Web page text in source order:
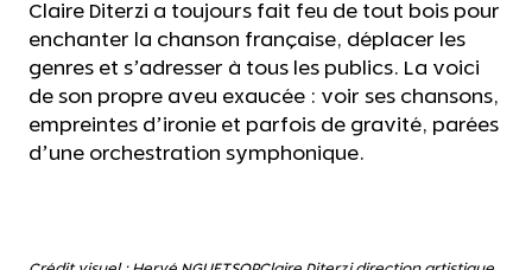
Claire Diterzi a toujours fait feu de tout bois pour
enchanter la chanson française, déplacer les
genres et s’adresser à tous les publics. La voici
de son propre aveu exaucée : voir ses chansons,
empreintes d’ironie et parfois de gravité, parées
d’une orchestration symphonique.